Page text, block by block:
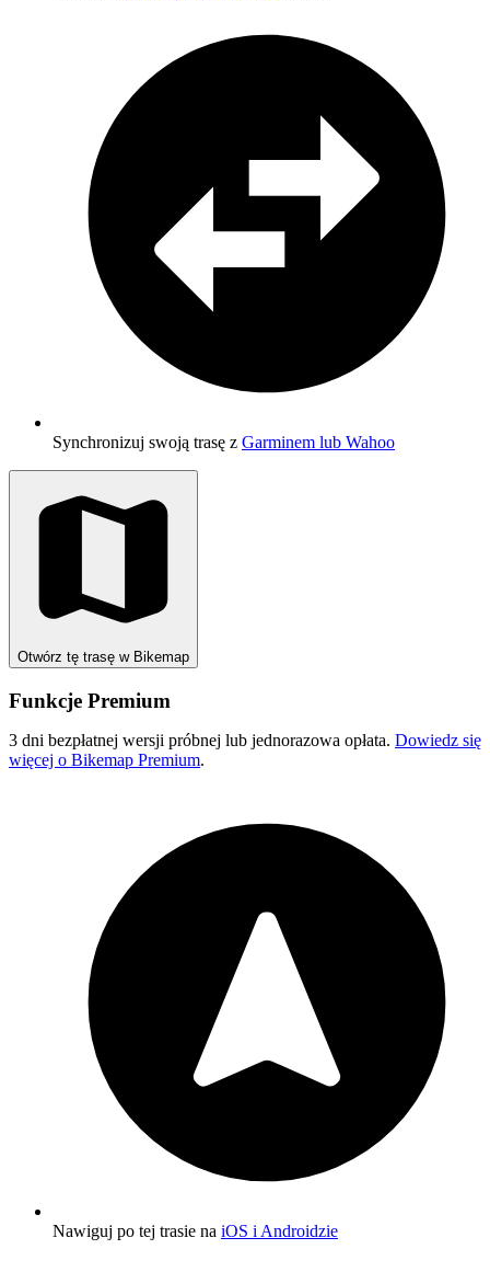
Synchronizuj swoją trasę z Garminem lub Wahoo
Otwórz tę trasę w Bikemap
Funkcje Premium
3 dni bezpłatnej wersji próbnej lub jednorazowa opłata. Dowiedz się
więcej o Bikemap Premium.
Nawiguj po tej trasie na iOS i Androidzie